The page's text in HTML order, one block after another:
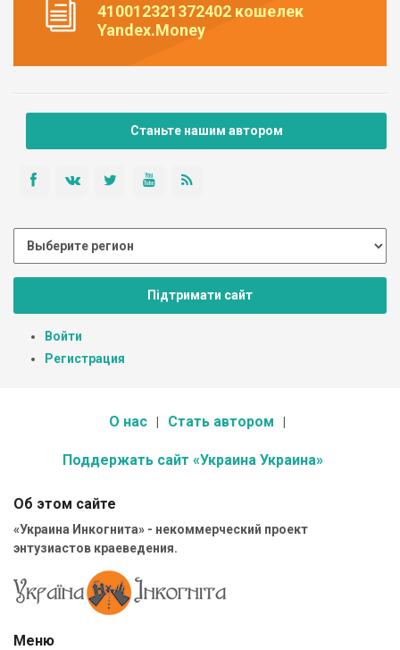
410012321372402 кошелек
Yandex.Money
Станьте нашим автором
Підтримати сайт
Войти
Регистрация
О нас Стать автором
Поддержать сайт «Украина Украина»
Об этом сайте
«Украина Инкогнита» - некоммерческий проект
энтузиастов краеведения.
Меню